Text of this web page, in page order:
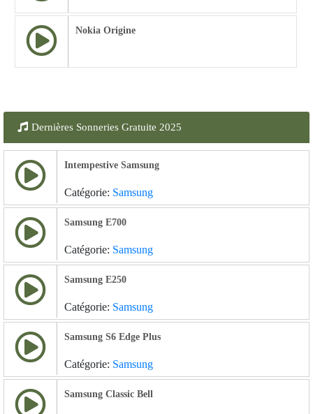
Nokia Origine
Dernières Sonneries Gratuite 2025
Intempestive Samsung
Catégorie: Samsung
Samsung E700
Catégorie: Samsung
Samsung E250
Catégorie: Samsung
Samsung S6 Edge Plus
Catégorie: Samsung
Samsung Classic Bell